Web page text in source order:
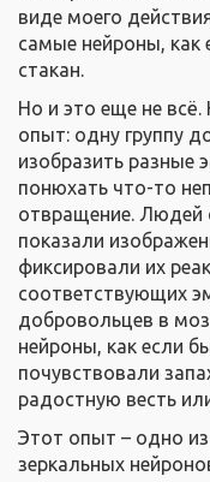
виде моего
самые нейроны, как
стакан.
Но и это еще не
опыт: одну группу
изобразить разные
понюхать что-то
отвращение. Людей
показали
фиксировали их
соответствующих
добровольцев в
нейроны, как если
почувствовали
радостную весть
Этот опыт – одно
зеркальных